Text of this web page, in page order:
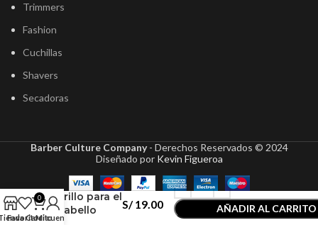
Trimmers
Fashion
Cuchillas
Shavers
Secadoras
Barber Culture Company- Derechos Reservados © 2024
Diseñado por Kevin Figueroa
Infuse Laca
Brillo para el
Cabello
S/19.00
AÑADIR AL CARRITO
Favoritos
0
Carrito
Mi cuenta